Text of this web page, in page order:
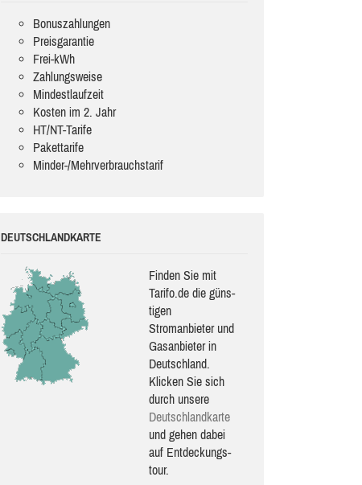
Bonuszahlungen
Preisgarantie
Frei-kWh
Zahlungsweise
Mindestlaufzeit
Kosten im 2. Jahr
HT/NT-Tarife
Pakettarife
Minder-/Mehrverbrauchstarif
DEUTSCHLANDKARTE
Finden Sie mit
Tarifo.de die güns­
ti­gen
Stromanbieter und
Gasanbieter in
Deutschland.
Klicken Sie sich
durch unsere
Deutsch­land­karte
und gehen dabei
auf Ent­de­ckungs­
tour.